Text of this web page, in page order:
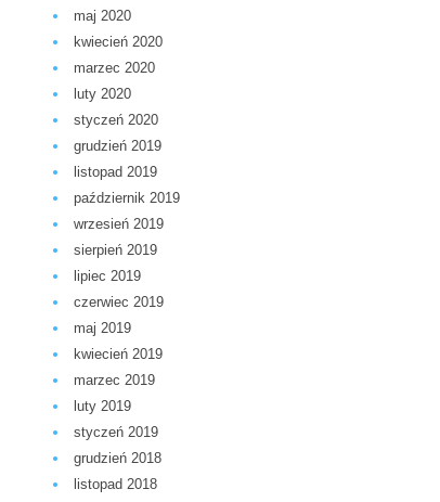
maj 2020
kwiecień 2020
marzec 2020
luty 2020
styczeń 2020
grudzień 2019
listopad 2019
październik 2019
wrzesień 2019
sierpień 2019
lipiec 2019
czerwiec 2019
maj 2019
kwiecień 2019
marzec 2019
luty 2019
styczeń 2019
grudzień 2018
listopad 2018